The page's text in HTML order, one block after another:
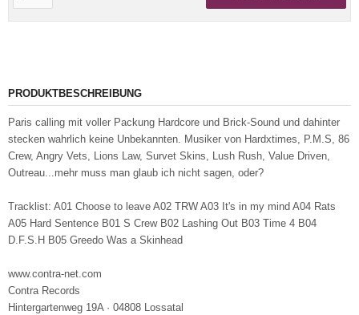
PRODUKTBESCHREIBUNG
Paris calling mit voller Packung Hardcore und Brick-Sound und dahinter
stecken wahrlich keine Unbekannten. Musiker von Hardxtimes, P.M.S, 86
Crew, Angry Vets, Lions Law, Survet Skins, Lush Rush, Value Driven,
Outreau...mehr muss man glaub ich nicht sagen, oder?
Tracklist: A01 Choose to leave A02 TRW A03 It's in my mind A04 Rats
A05 Hard Sentence B01 S Crew B02 Lashing Out B03 Time 4 B04
D.F.S.H B05 Greedo Was a Skinhead
www.contra-net.com
Contra Records
Hintergartenweg 19A · 04808 Lossatal